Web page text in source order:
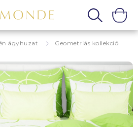
ágyhuzat Geometriás kollekció